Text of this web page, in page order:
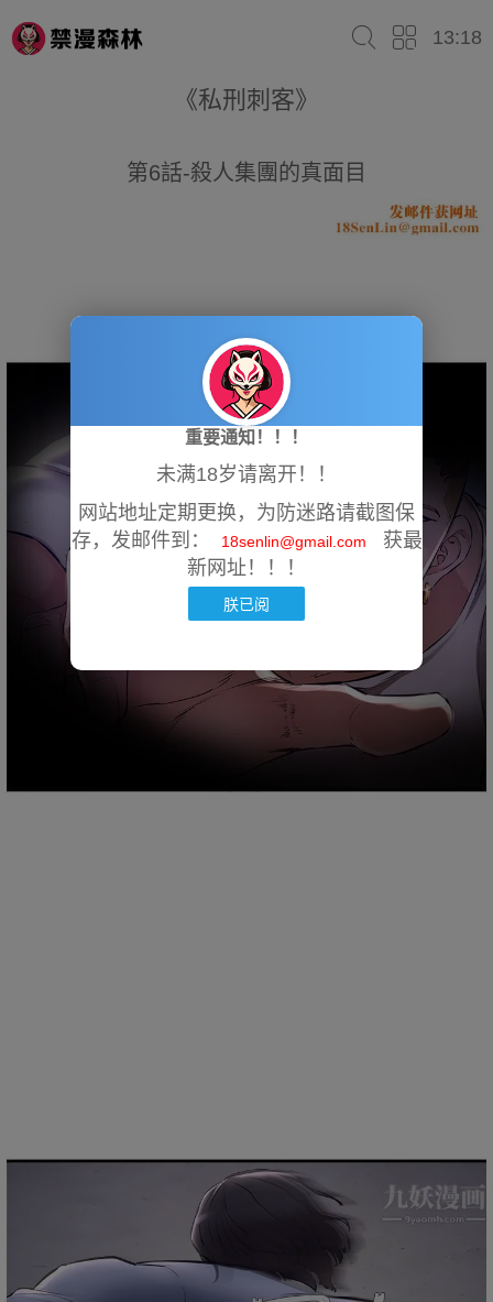
13:18
《私刑刺客》
第6話-殺人集團的真面目
重要通知！！！
未满18岁请离开！！
网站地址定期更换，为防迷路请截图保
存，发邮件到：
18senlin@gmail.com
获最
新网址！！！
朕已阅